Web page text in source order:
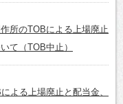
所のTOBによる上場廃止
て（TOB中止）
よる上場廃止と配当金、